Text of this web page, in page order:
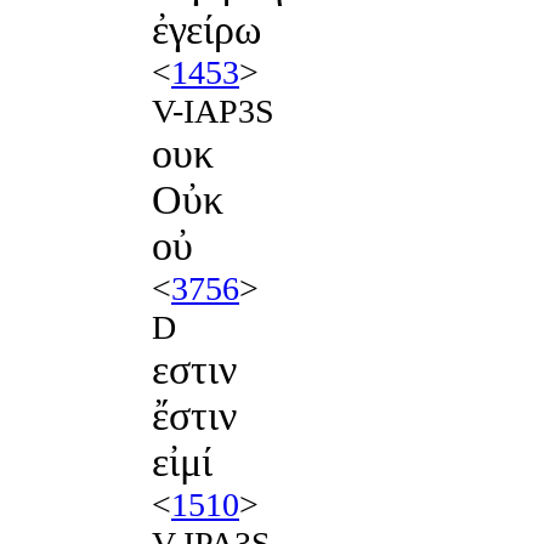
ἐγείρω
<1453>
V-IAP3S
ουκ
Οὐκ
οὐ
<3756>
D
εστιν
ἔστιν
εἰμί
<1510>